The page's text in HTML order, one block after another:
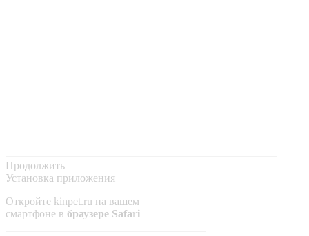
Продолжить
Установка приложения
Откройте kinpet.ru на вашем
смартфоне в браузере Safari